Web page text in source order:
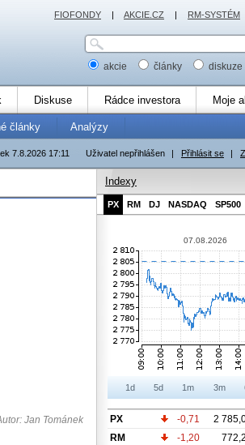
akcie články diskuze
Diskuse Rádce investora Moje
články Analýzy
Uživatel nepřihlášen | Přihlásit se |
7.8.2026 17:11
Jan Tománek
Indexy
PX RM DJ NASDAQ SP500
07.08.2026
1d 5d 1m 3m
PX -0,71 2
RM
-1,20
FIOFONDY | AKCIE.CZ | RM-SYSTÉM